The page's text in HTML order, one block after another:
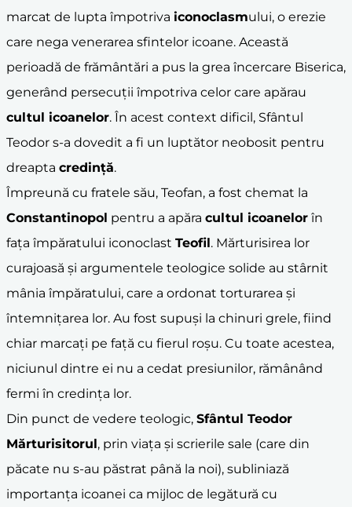
marcat de lupta împotriva iconoclasmului, o erezie
care nega venerarea sfintelor icoane. Această
perioadă de frământări a pus la grea încercare Biserica,
generând persecuții împotriva celor care apărau
cultul icoanelor. În acest context dificil, Sfântul
Teodor s-a dovedit a fi un luptător neobosit pentru
dreapta credință.
Împreună cu fratele său, Teofan, a fost chemat la
Constantinopol pentru a apăra cultul icoanelor în
fața împăratului iconoclast Teofil. Mărturisirea lor
curajoasă și argumentele teologice solide au stârnit
mânia împăratului, care a ordonat torturarea și
întemnițarea lor. Au fost supuși la chinuri grele, fiind
chiar marcați pe față cu fierul roșu. Cu toate acestea,
niciunul dintre ei nu a cedat presiunilor, rămânând
fermi în credința lor.
Din punct de vedere teologic, Sfântul Teodor
Mărturisitorul, prin viața și scrierile sale (care din
păcate nu s-au păstrat până la noi), subliniază
importanța icoanei ca mijloc de legătură cu